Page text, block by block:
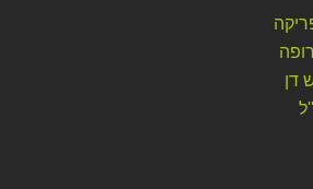
לניו יורק מהיום להיום
דן